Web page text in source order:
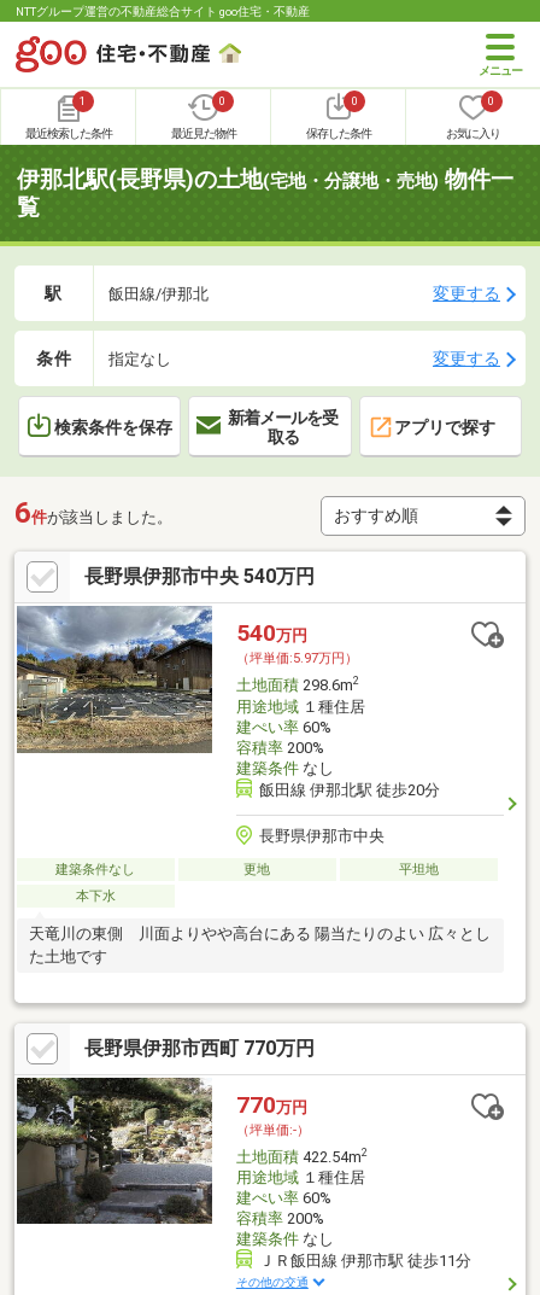
NTTグループ運営の不動産総合サイト goo住宅・不動産
1
最近検索した条件
0
最近見た物件
0
保存した条件
0
お気に入り
伊那北駅(長野県)の土地(宅地・分譲地・売地) 物件一
覧
駅 飯田線/伊那北 変更する
条件 指定なし 変更する
検索条件を保存
新着メールを受
取る
アプリで探す
6件が該当しました。
長野県伊那市中央 540万円
540万円
（坪単価:5.97万円）
土地面積298.6m2
用途地域１種住居
建ぺい率60%
容積率200%
建築条件なし
飯田線 伊那北駅 徒歩20分
長野県伊那市中央
建築条件なし 更地
平坦地
本下水
天竜川の東側 川面よりやや高台にある 陽当たりのよい 広々とし
た土地です
長野県伊那市西町 770万円
770万円
（坪単価:-）
土地面積422.54m2
用途地域１種住居
建ぺい率60%
容積率200%
建築条件なし
ＪＲ飯田線 伊那市駅 徒歩11分
その他の交通